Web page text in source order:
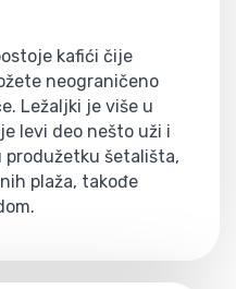
kafići čije
neograničeno
Ležaljki je više u
levi deo nešto uži i
produžetku šetališta,
plaža, takođe